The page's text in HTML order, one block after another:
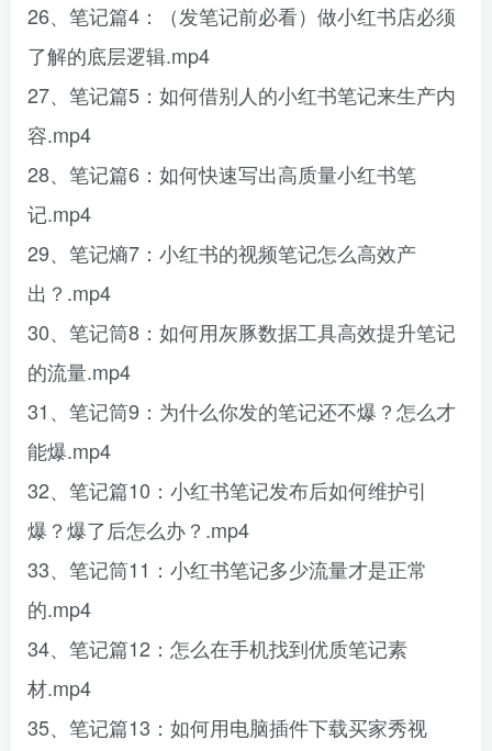
26、笔记篇4：（发笔记前必看）做小红书店必须
了解的底层逻辑.mp4
27、笔记篇5：如何借别人的小红书笔记来生产内
容.mp4
28、笔记篇6：如何快速写出高质量小红书笔
记.mp4
29、笔记熵7：小红书的视频笔记怎么高效产
出？.mp4
30、笔记筒8：如何用灰豚数据工具高效提升笔记
的流量.mp4
31、笔记筒9：为什么你发的笔记还不爆？怎么才
能爆.mp4
32、笔记篇10：小红书笔记发布后如何维护引
爆？爆了后怎么办？.mp4
33、笔记筒11：小红书笔记多少流量才是正常
的.mp4
34、笔记篇12：怎么在手机找到优质笔记素
材.mp4
35、笔记篇13：如何用电脑插件下载买家秀视